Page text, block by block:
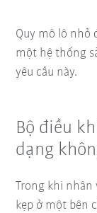
Quy mô lô nhỏ
một hệ thống
yêu cầu này.
Bộ điều
dạng
Trong khi nhân
kẹp ở một bên